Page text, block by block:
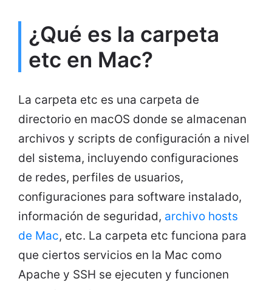
¿Qué es la carpeta
etc en Mac?
La carpeta etc es una carpeta de
directorio en macOS donde se almacenan
archivos y scripts de configuración a nivel
del sistema, incluyendo configuraciones
de redes, perfiles de usuarios,
configuraciones para software instalado,
información de seguridad, archivo hosts
de Mac, etc. La carpeta etc funciona para
que ciertos servicios en la Mac como
Apache y SSH se ejecuten y funcionen